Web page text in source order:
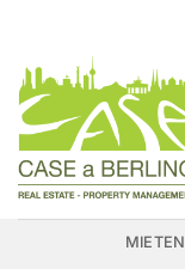
springen
MIETEN